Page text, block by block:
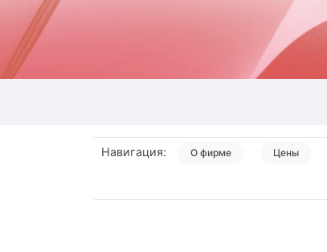
Навигация: О фирме Цены